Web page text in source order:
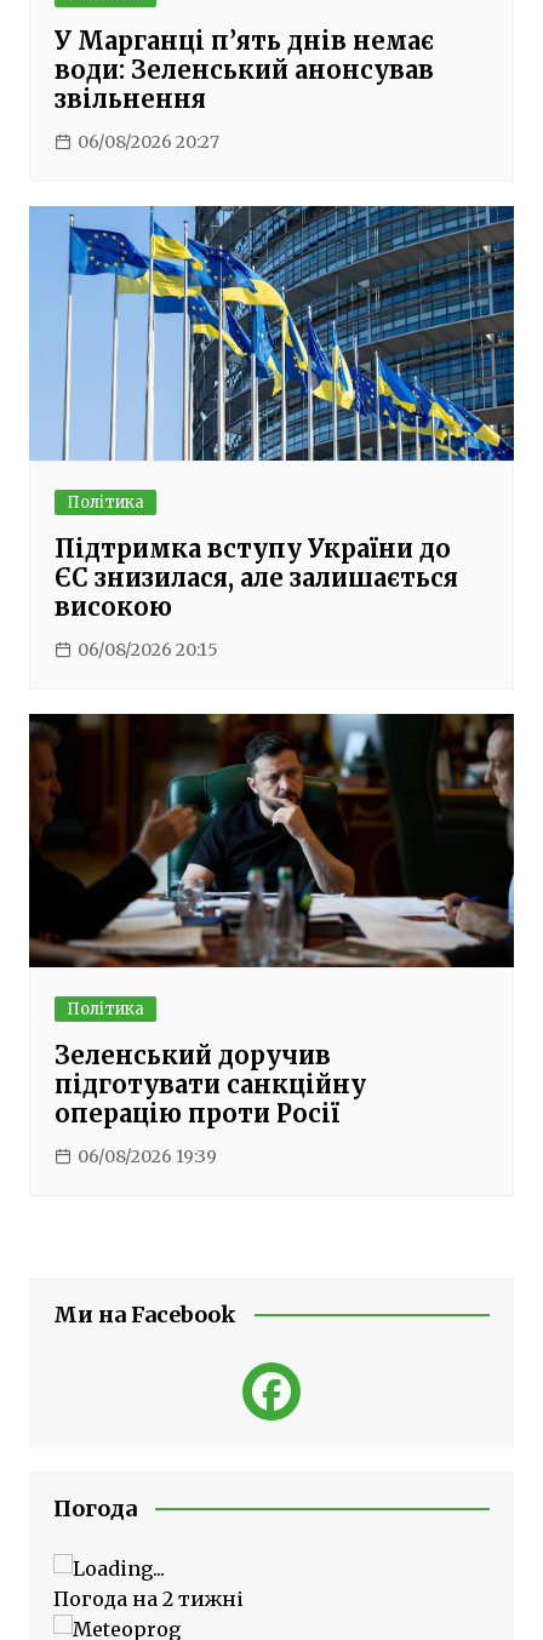
У Марганці п’ять днів немає
води: Зеленський анонсував
звільнення
06/08/2026 20:27
Політика
Підтримка вступу України до
ЄС знизилася, але залишається
високою
06/08/2026 20:15
Політика
Зеленський доручив
підготувати санкційну
операцію проти Росії
06/08/2026 19:39
Ми на Facebook
Погода
Погода на 2 тижні